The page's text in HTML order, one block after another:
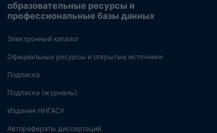
образовательные ресурсы и
профессиональные базы данных
Электронный каталог
Официальные ресурсы и открытые источники
Подписка
Подписка (журналы)
Издания ННГАСУ
Авторефераты диссертаций